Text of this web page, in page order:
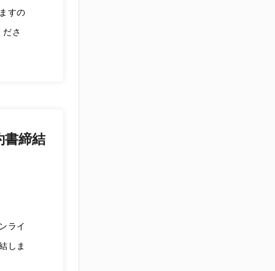
すの
さ
書締結
ライ
しま